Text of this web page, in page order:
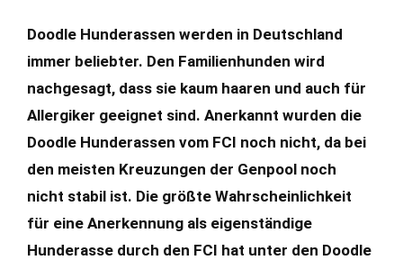
Doodle Hunderassen werden in Deutschland
immer beliebter. Den Familienhunden wird
nachgesagt, dass sie kaum haaren und auch für
Allergiker geeignet sind. Anerkannt wurden die
Doodle Hunderassen vom FCI noch nicht, da bei
den meisten Kreuzungen der Genpool noch
nicht stabil ist. Die größte Wahrscheinlichkeit
für eine Anerkennung als eigenständige
Hunderasse durch den FCI hat unter den Doodle